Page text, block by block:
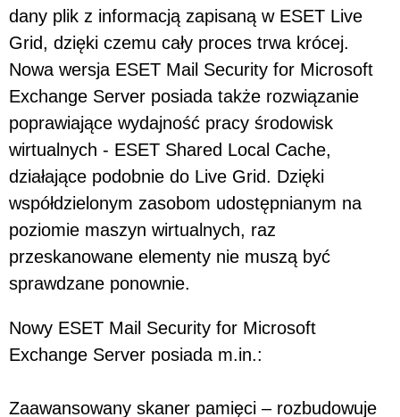
dany plik z informacją zapisaną w ESET Live
Grid, dzięki czemu cały proces trwa krócej.
Nowa wersja ESET Mail Security for Microsoft
Exchange Server posiada także rozwiązanie
poprawiające wydajność pracy środowisk
wirtualnych - ESET Shared Local Cache,
działające podobnie do Live Grid. Dzięki
współdzielonym zasobom udostępnianym na
poziomie maszyn wirtualnych, raz
przeskanowane elementy nie muszą być
sprawdzane ponownie.
Nowy ESET Mail Security for Microsoft
Exchange Server posiada m.in.:
Zaawansowany skaner pamięci – rozbudowuje